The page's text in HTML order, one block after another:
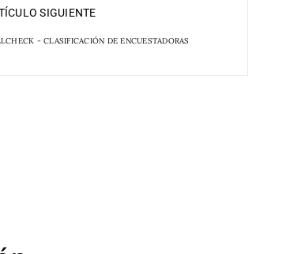
SIGUIENTE
- CLASIFICACIÓN DE ENCUESTADORAS